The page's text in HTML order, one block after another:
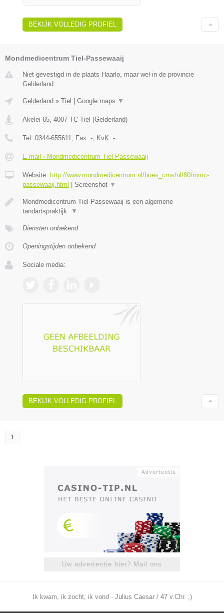
BEKIJK VOLLEDIG PROFIEL
Mondmedicentrum Tiel-Passewaaij
Niet gevestigd in de plaats Haarlo, maar wel in de provincie
Gelderland.
Gelderland » Tiel | Google maps ▼
Akelei 65 4007 TC Tiel (Gelderland)
Tel: 0344-655611 , Fax: - , KvK: -
E-mail › Mondmedicentrum Tiel-Passewaaij
Website: http://www.mondmedicentrum.nl/bues_cms/nl/80/mmc-
passewaaij.html | Screenshot ▼
Mondmedicentrum Tiel-Passewaaij is een algemene
tandartspraktijk.
▼
Diensten onbekend
Openingstijden onbekend
Sociale media:
BEKIJK VOLLEDIG PROFIEL
1
Uw advertentie hier? Mail ons
Ik kwam, ik zocht, ik vond - Julius Caesar / 47 v.Chr. ;)